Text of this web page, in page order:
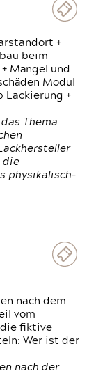
+
beim
Mängel und
Modul
Lackierung +
Thema
die
physikalisch-
nach dem
vom
die fiktive
Wer ist der
nach der